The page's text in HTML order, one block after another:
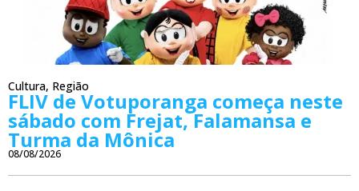
Cultura, Região
FLIV de Votuporanga começa neste
sábado com Frejat, Falamansa e
Turma da Mônica
08/08/2026